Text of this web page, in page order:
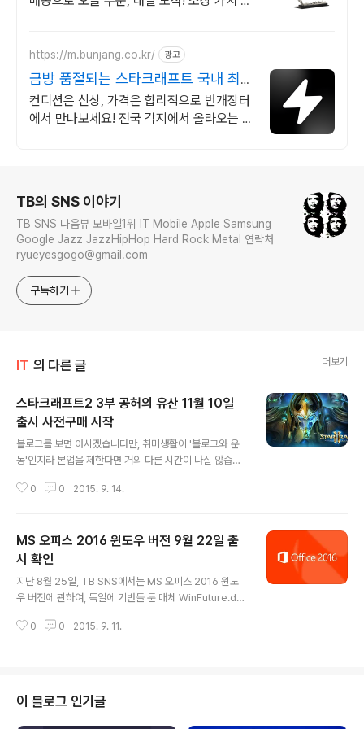
https://m.bunjang.co.kr/ 광고
금방 품절되는 스타크래프트 국내 최대
브랜드 중고거래
컨디션은 신상, 가격은 합리적으로 번개장터
에서 만나보세요! 전국 각지에서 올라오는 전
TB의 SNS 이야기
TB SNS 다음뷰 모바일1위 IT Mobile Apple Samsung
Google Jazz JazzHipHop Hard Rock Metal 연락처
ryueyesgogo@gmail.com
구독하기
IT 의 다른 글 더보기
스타크래프트2 3부 공허의 유산 11월 10일
출시 사전구매 시작
블로그를 보면 아시겠습니다만, 취미생활이 '블로그와 운
동'인지라 본업을 제한다면 거의 다른 시간이 나질 않습니
임을 할 때는 체어형 사이클을 40분 이상 타야할 때? 정도
가부(여성가족부)의 논리는 말이 안되구요. 게임도 하나의
취미 생활이자 개인 취향이라는 입장입니다. 그중에서 '영
화 보는 셈' 치고 진드감치 하는 게임이 있는데, 바로 스타
크래프트(StarCraft II)입니다. 1편, 2편 모두 스토리 모드
엔딩을 했는데요. 3부 공허의 유산(Legacy Of Void)를
기다리는 중입니다. 그 스타크래프트2 3부 공허의 유산(St
0 0 2015. 9. 14.
MS 오피스 2016 윈도우 버전 9월 22일 출
시 확인
지난 8월 25일, TB SNS에서는 MS 오피스 2016 윈도
우 버전에 관하여, 독일에 기반들 둔 매체 WinFuture.de
된 망내 네트워크)에 올라온 MS 오피스 출시일에 관한 스
은 오피스 365 사용자들에게는 무료로 제공할 것이라 밝
혔다. 윈도우 보다 맥 용으로 먼저 출시된 오피스 2016은
0 0 2015. 9. 11.
이 블로그 인기글